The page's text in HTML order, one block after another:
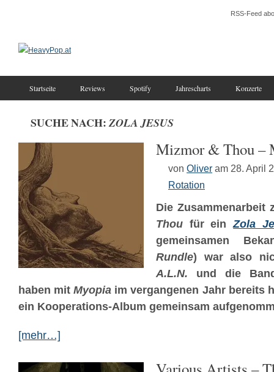
RSS-Feed
Startseite Reviews Spotify Jahrescharts Konzerte
SUCHE NACH:ZOLA JESUS
Mizmor & Thou –
von Oliver am 28. April
Rotation
Die Zusammenarbeit
Thou für einZola
gemeinsamen
Rundle) war also
A.L.N. und die
haben mitMyopia im vergangenen Jahr bereits
ein Kooperations-Album gemeinsam
[mehr…]